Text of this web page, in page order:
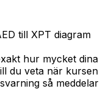
till XPT diagram
hur mycket dina
du veta när kursen
så meddelar